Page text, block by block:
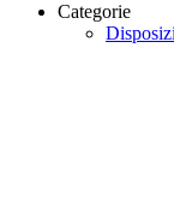
Categorie